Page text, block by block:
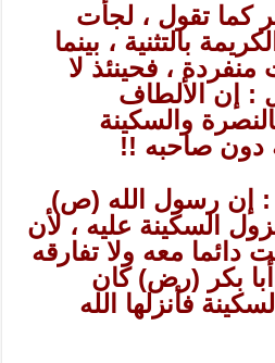
كما تقول ، لجأت
بالتثنية ، بينما
منفردة ، فحينئذ لا
: إن الألطاف
والسكينة
صاحبه !!
: إن رسول الله (ص)
السكينة عليه ، لأن
دائما معه ولا تفارقه
أبا بكر (رض) كان
فأنزلها الله